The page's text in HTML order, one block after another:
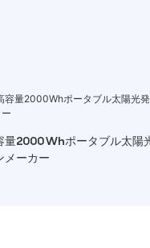
量2000Whポータブル太陽
メーカー